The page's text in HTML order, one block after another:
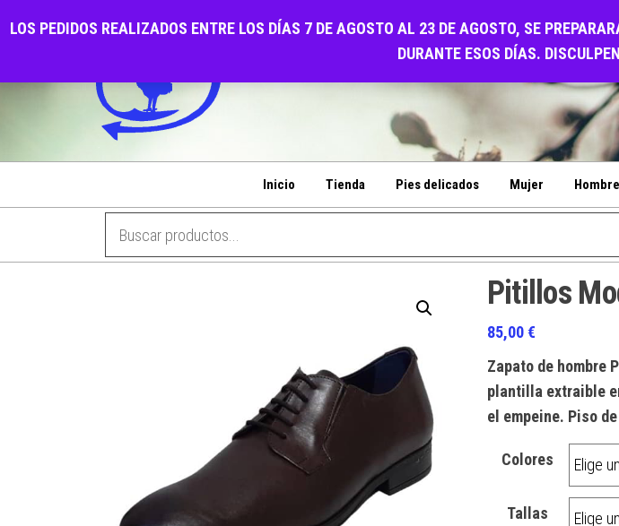
LOS PEDIDOS REALIZADOS ENTRE LOS DÍAS 7 DE AGOSTO AL 23 DE AGOSTO, SE
DURANTE ESOS DÍAS.
CALZADOS EL GALLO
Inicio Tienda Pies delicados Mujer Hombre
Pitillos
85,00€
Zapato de hombre
plantilla extraible
el empeine. Piso
Colores
Tallas